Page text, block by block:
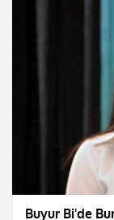
Buyur Bi'de